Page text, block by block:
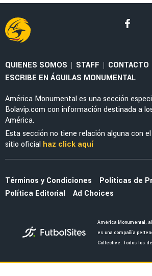
NOTICIAS
Los nuevos inversionistas del
un respaldo total a Almada